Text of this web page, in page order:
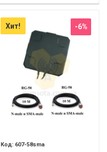
Хит! -6%
607-58sma